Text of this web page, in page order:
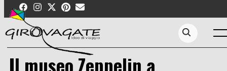
content
Search...
Il museo Zeppelin a